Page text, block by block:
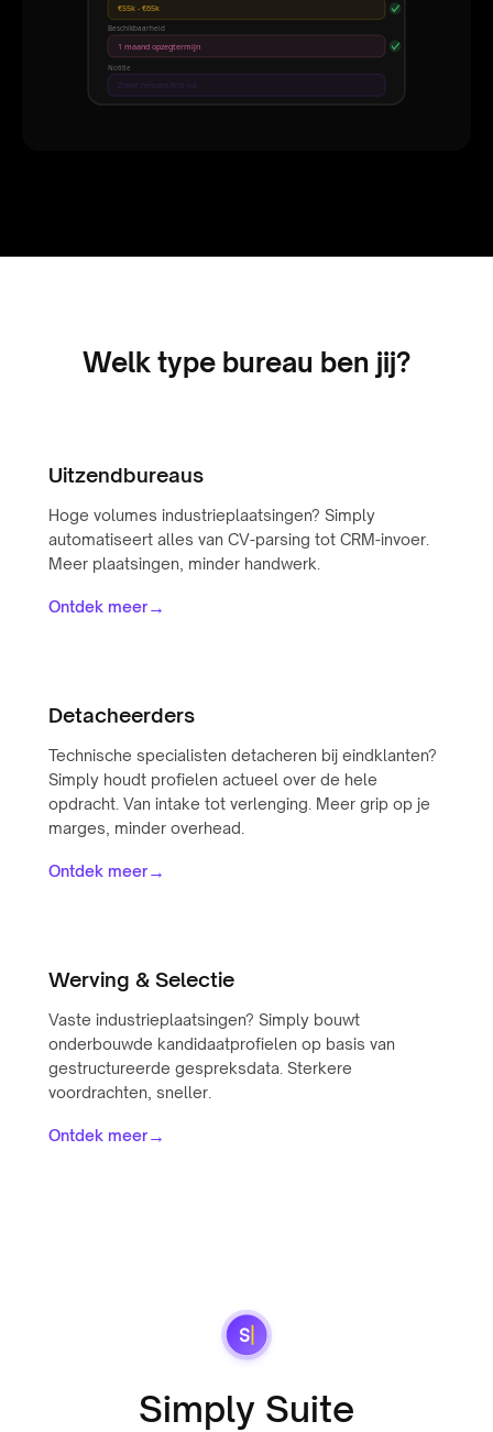
€55k - €65k
Beschikbaarheid
1 maand opzegtermijn
Notitie
Zoekt remote-first rol
Welk type bureau ben jij?
Uitzendbureaus
Hoge volumes industrieplaatsingen? Simply
automatiseert alles van CV-parsing tot CRM-invoer.
Meer plaatsingen, minder handwerk.
Ontdek meer→
Detacheerders
Technische specialisten detacheren bij eindklanten?
Simply houdt profielen actueel over de hele
opdracht. Van intake tot verlenging. Meer grip op je
marges, minder overhead.
Ontdek meer→
Werving & Selectie
Vaste industrieplaatsingen? Simply bouwt
onderbouwde kandidaatprofielen op basis van
gestructureerde gespreksdata. Sterkere
voordrachten, sneller.
Ontdek meer→
Simply Suite